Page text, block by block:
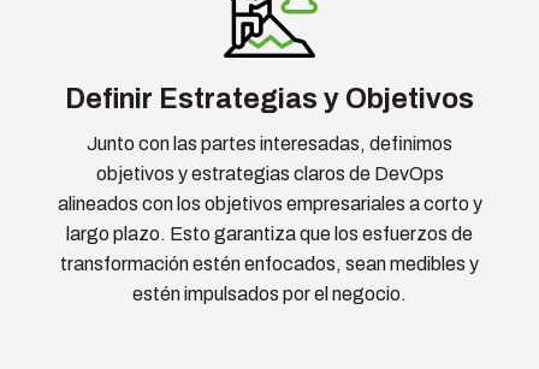
Definir Estrategias y Objetivos
Junto con las partes interesadas, definimos
objetivos y estrategias claros de DevOps
alineados con los objetivos empresariales a corto y
largo plazo. Esto garantiza que los esfuerzos de
transformación estén enfocados, sean medibles y
estén impulsados por el negocio.